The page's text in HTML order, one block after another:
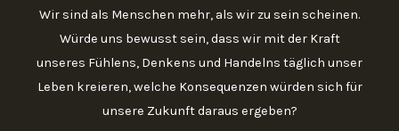
Wir sind als Menschen mehr, als wir zu sein scheinen.
Würde uns bewusst sein, dass wir mit der Kraft
unseres Fühlens, Denkens und Handelns täglich unser
Leben kreieren, welche Konsequenzen würden sich für
unsere Zukunft daraus ergeben?